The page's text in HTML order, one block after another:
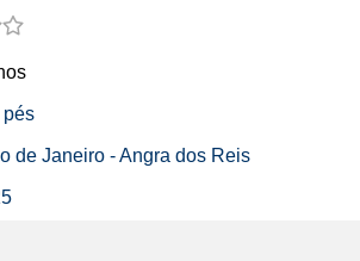
pés
de Janeiro - Angra dos Reis